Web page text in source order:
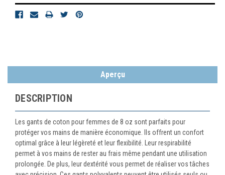
Aperçu
DESCRIPTION
Les gants de coton pour femmes de 8 oz sont parfaits pour
protéger vos mains de manière économique. Ils offrent un confort
optimal grâce à leur légèreté et leur flexibilité. Leur respirabilité
permet à vos mains de rester au frais même pendant une utilisation
prolongée. De plus, leur dextérité vous permet de réaliser vos tâches